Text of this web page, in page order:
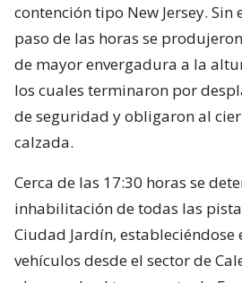
contención tipo New Jersey. Sin
paso de las horas se
de mayor envergadura a la
los cuales terminaron por
de seguridad y obligaron al
calzada.
Cerca de las 17:30 horas se
inhabilitación de todas las
Ciudad Jardín, estableciéndose
vehículos desde el sector de